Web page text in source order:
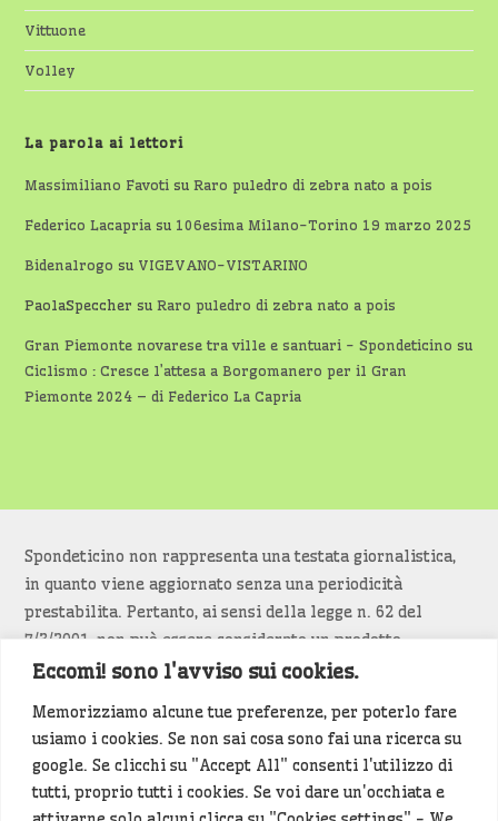
Eccomi! sono l'avviso sui cookies.
Memorizziamo alcune tue preferenze, per poterlo fare
usiamo i cookies. Se non sai cosa sono fai una ricerca su
google. Se clicchi su "Accept All" consenti l'utilizzo di
tutti, proprio tutti i cookies. Se voi dare un'occhiata e
Vittuone
Volley
La parola ai lettori
Massimiliano Favoti suRaro puledro di zebra nato a pois
Federico Lacapria su 106esima Milano-Torino 19 marzo 2025
Bidenalrogo su VIGEVANO-VISTARINO
PaolaSpeccher suRaro puledro di zebra nato a pois
Gran Piemonte novarese tra ville e santuari - Spondeticino su
Ciclismo : Cresce l’attesa a Borgomanero per il Gran
Piemonte 2024 – di Federico La Capria
Spondeticino non rappresenta una testata giornalistica,
in quanto viene aggiornato senza una periodicità
prestabilita. Pertanto, ai sensi della legge n. 62 del
7/3/2001, non può essere considerato un prodotto
editoriale.
Siamo attenti a non violare copyright e diritti
d’immagine. Se un contenuto è di tua proprietà e vuoi
richiederne la rimozionediccelo(<- clicca per inviarci un
messaggio).